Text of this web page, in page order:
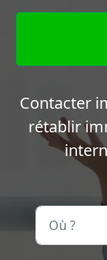
Contacter
rétablir